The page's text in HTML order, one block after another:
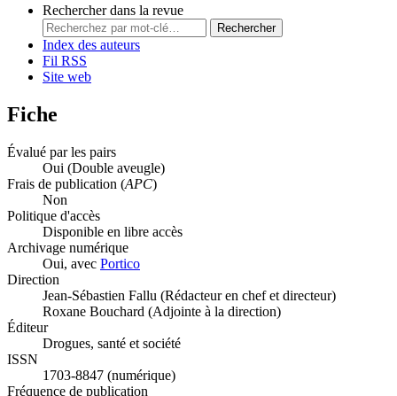
Rechercher dans la revue
Rechercher
Index des auteurs
Fil RSS
Site web
Fiche
Évalué par les pairs
Oui (Double aveugle)
Frais de publication (APC)
Non
Politique d'accès
Disponible en libre accès
Archivage numérique
Oui, avec Portico
Direction
Jean-Sébastien Fallu (Rédacteur en chef et directeur)
Roxane Bouchard (Adjointe à la direction)
Éditeur
Drogues, santé et société
ISSN
1703-8847 (numérique)
Fréquence de publication